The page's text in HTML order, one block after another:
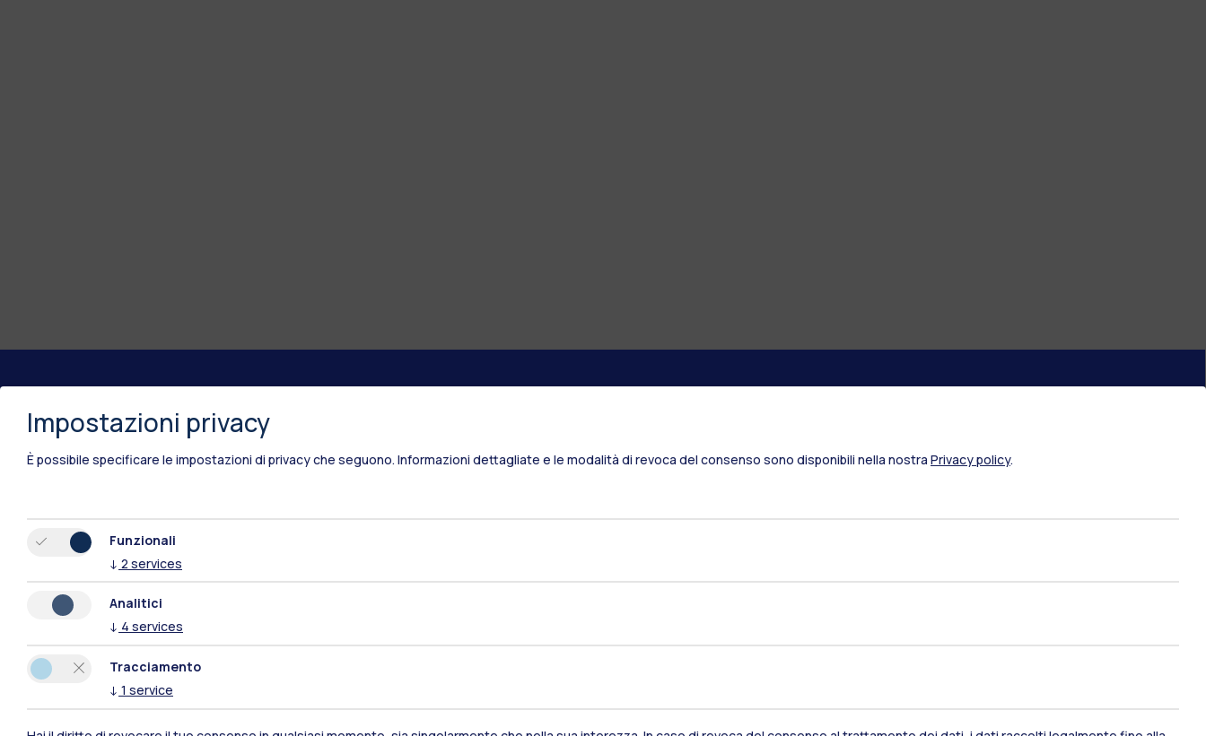
Polimi Community
Sedi Naviga il sito Risorse
Impostazioni privacy
È possibile specificare le impostazioni di privacy che seguono. Informazioni dettagliate e le modalità di revoca del consenso sono disponibili nella nostra Privacy policy.
Funzionali
↓ 2 services
Analitici
↓ 4 services
Tracciamento
↓ 1 service